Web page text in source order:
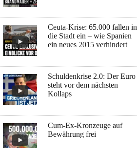
Ceuta-Krise: 65.000 fallen in
die Stadt ein – wie Spanien
ein neues 2015 verhindert
Schuldenkrise 2.0: Der Euro
steht vor dem nächsten
Kollaps
Cum-Ex-Kronzeuge auf
Bewährung frei